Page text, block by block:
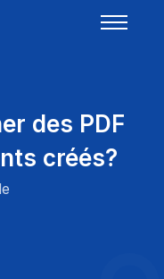
des PDF
créés?